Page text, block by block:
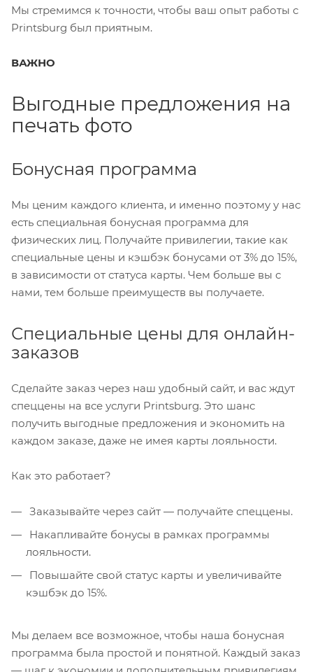
Мы стремимся к точности, чтобы ваш опыт работы с
Printsburg был приятным.
ВАЖНО
Выгодные предложения на
печать фото
Бонусная программа
Мы ценим каждого клиента, и именно поэтому у нас
есть специальная бонусная программа для
физических лиц. Получайте привилегии, такие как
специальные цены и кэшбэк бонусами от 3% до 15%,
в зависимости от статуса карты. Чем больше вы с
нами, тем больше преимуществ вы получаете.
Специальные цены для онлайн-
заказов
Сделайте заказ через наш удобный сайт, и вас ждут
спеццены на все услуги Printsburg. Это шанс
получить выгодные предложения и экономить на
каждом заказе, даже не имея карты лояльности.
Как это работает?
Заказывайте через сайт — получайте спеццены.
Накапливайте бонусы в рамках программы
лояльности.
Повышайте свой статус карты и увеличивайте
кэшбэк до 15%.
Мы делаем все возможное, чтобы наша бонусная
программа была простой и понятной. Каждый заказ